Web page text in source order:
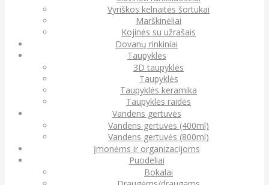
Vyriškos kelnaitės šortukai
Marškinėliai
Kojinės su užrašais
Dovanų rinkiniai
Taupyklės
3D taupyklės
Taupyklės
Taupyklės keramika
Taupyklės raidės
Vandens gertuvės
Vandens gertuvės (400ml)
Vandens gertuvės (800ml)
Įmonėms ir organizacijoms
Puodeliai
Bokalai